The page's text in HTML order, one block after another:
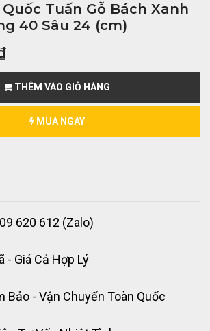
Tuấn Gỗ Bách Xanh
40 Sâu 24 (cm)
THÊM VÀO GIỎ HÀNG
MUA NGAY
620 612 (Zalo)
- Giá Cả Hợp Lý
Bảo - Vận Chuyển Toàn Quốc